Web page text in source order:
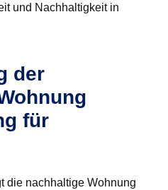
und Nachhaltigkeit in
der
für
die nachhaltige Wohnung